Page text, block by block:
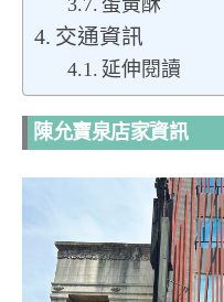
交通資訊
延伸閱讀
陳允寶泉店家資訊